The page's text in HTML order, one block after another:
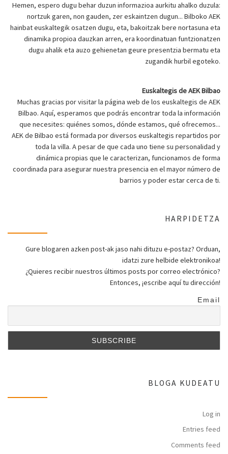
Hemen, espero dugu behar duzun informazioa aurkitu ahalko duzula:
nortzuk garen, non gauden, zer eskaintzen dugun... Bilboko AEK
hainbat euskaltegik osatzen dugu, eta, bakoitzak bere nortasuna eta
dinamika propioa dauzkan arren, era koordinatuan funtzionatzen
dugu ahalik eta auzo gehienetan geure presentzia bermatu eta
zugandik hurbil egoteko.
Euskaltegis de AEK Bilbao
Muchas gracias por visitar la página web de los euskaltegis de AEK
Bilbao. Aquí, esperamos que podrás encontrar toda la información
que necesites: quiénes somos, dónde estamos, qué ofrecemos...
AEK de Bilbao está formada por diversos euskaltegis repartidos por
toda la villa. A pesar de que cada uno tiene su personalidad y
dinámica propias que le caracterizan, funcionamos de forma
coordinada para asegurar nuestra presencia en el mayor número de
barrios y poder estar cerca de ti.
HARPIDETZA
Gure blogaren azken post-ak jaso nahi dituzu e-postaz? Orduan,
idatzi zure helbide elektronikoa!
¿Quieres recibir nuestros últimos posts por correo electrónico?
Entonces, ¡escribe aquí tu dirección!
Email
BLOGA KUDEATU
Log in
Entries feed
Comments feed